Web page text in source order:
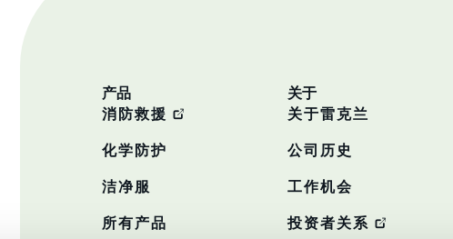
产品
消防救援
化学防护
洁净服
所有产品
关于
关于雷克兰
公司历史
工作机会
投资者关系